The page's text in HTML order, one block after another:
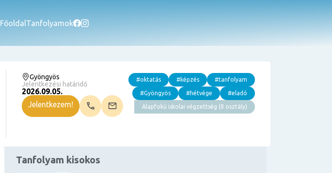
Főoldal Tanfolyamok
Gyöngyös
Jelentkezési határidő
2026.09.05.
Jelentkezem!
#oktatás #képzés #tanfolyam
#Gyöngyös #hétvége #eladó
Alapfokú iskolai végzettség (8 osztály)
Tanfolyam kisokos